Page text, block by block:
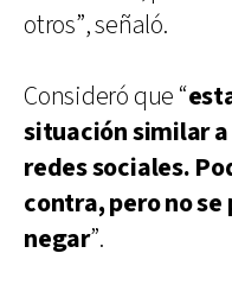
otros”, señaló.
Consideró que “
situación similar a
redes sociales.
contra, pero no
negar”.